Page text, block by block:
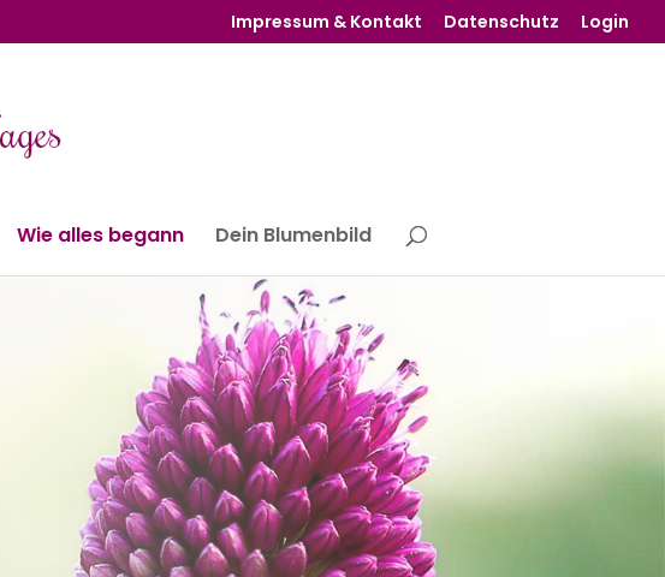
Impressum & Kontakt Datenschutz Login
Wie alles begann Dein Blumenbild